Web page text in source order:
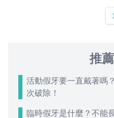
1
推
活動假牙要一直戴著嗎
次破除！
臨時假牙是什麼？不能